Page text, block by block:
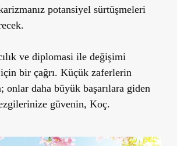
potansiyel sürtüşmeleri
ve diplomasi ile değişimi
bir çağrı. Küçük zaferlerin
onlar daha büyük başarılara giden
güvenin, Koç.